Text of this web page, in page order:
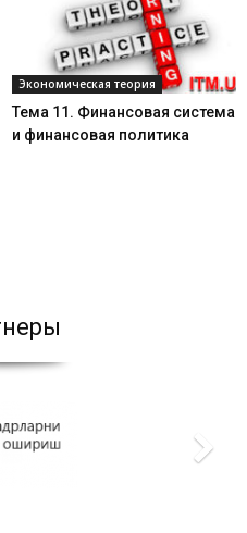
Экономическая теория
Тема 11. Финансовая система
и финансовая политика